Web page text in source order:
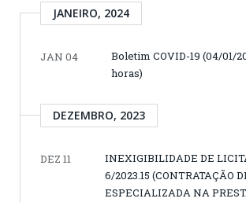
JANEIRO, 2024
JAN 04
Boletim COVID-19 (04/01/
horas)
DEZEMBRO, 2023
DEZ 11
INEXIGIBILIDADE DE
6/2023.15 (CONTRATAÇÃO
ESPECIALIZADA NA